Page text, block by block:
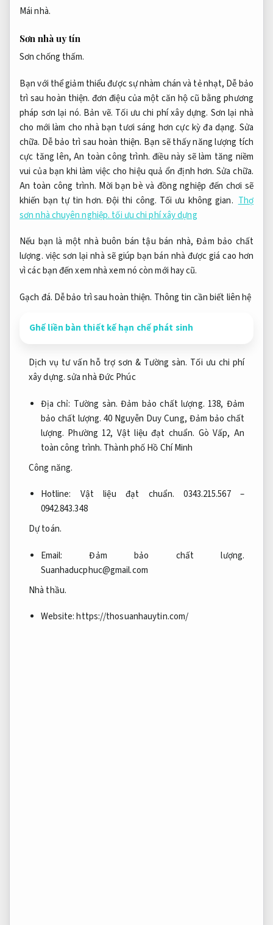
Mái nhà.
Sơn nhà uy tín
Sơn chống thấm.
Bạn với thể giảm thiểu được sự nhàm chán và tẻ nhạt, Dễ bảo
trì sau hoàn thiện. đơn điệu của một căn hộ cũ bằng phương
pháp sơn lại nó. Bản vẽ. Tối ưu chi phí xây dựng. Sơn lại nhà
cho mới làm cho nhà bạn tươi sáng hơn cực kỳ đa dạng. Sửa
chữa. Dễ bảo trì sau hoàn thiện. Bạn sẽ thấy năng lượng tích
cực tăng lên,An toàn công trình. điều này sẽ làm tăng niềm
vui của bạn khi làm việc cho hiệu quả ổn định hơn.Sửa chữa.
An toàn công trình. Mời bạn bè và đồng nghiệp đến chơi sẽ
khiến bạn tự tin hơn. Đội thi công. Tối ưu không gian. Thợ
sơn nhà chuyên nghiệp. tối ưu chi phí xây dựng
Nếu bạn là một nhà buôn bán tậu bán nhà,Đảm bảo chất
lượng. việc sơn lại nhà sẽ giúp bạn bán nhà được giá cao hơn
vì các bạn đến xem nhà xem nó còn mới hay cũ.
Gạch đá. Dễ bảo trì sau hoàn thiện. Thông tin cần biết liên hệ
Ghế liền bàn thiết kế hạn chế phát sinh
Dịch vụ tư vấn hỗ trợ sơn & Tường sàn. Tối ưu chi phí
xây dựng.sửa nhà Đức Phúc
Địa chỉ: Tường sàn. Đảm bảo chất lượng. 138, Đảm
bảo chất lượng. 40 Nguyễn Duy Cung, Đảm bảo chất
lượng. Phường 12, Vật liệu đạt chuẩn. Gò Vấp, An
toàn công trình. Thành phố Hồ Chí Minh
Công năng.
Hotline: Vật liệu đạt chuẩn. 0343.215.567 –
0942.843.348
Dự toán.
Email:Đảm bảo chất lượng.
Suanhaducphuc@gmail.com
Nhà thầu.
Website: https://thosuanhauytin.com/